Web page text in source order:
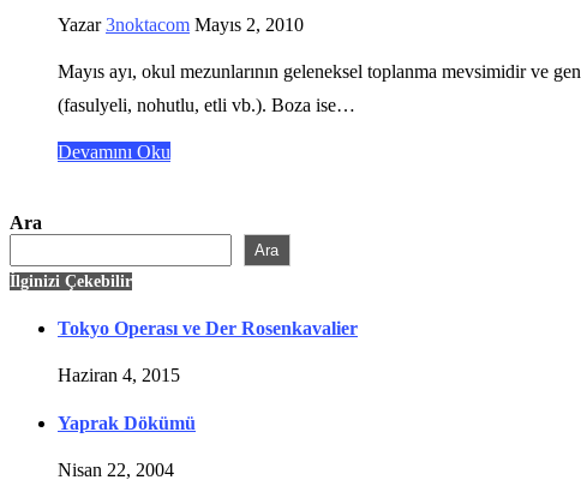
Yazar3noktacom Mayıs 2, 2010
Mayıs ayı, okul mezunlarının geleneksel toplanma mevsimidir ve
(fasulyeli, nohutlu, etli vb.). Boza ise…
Devamını Oku
Ara
Ara
İlginizi Çekebilir
Tokyo Operası ve Der Rosenkavalier
Haziran 4, 2015
Yaprak Dökümü
Nisan 22, 2004